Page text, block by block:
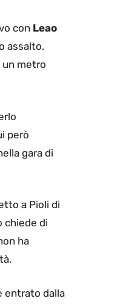
con Leao
assalto.
un metro
però
gara di
a Pioli di
chiede di
ha
entrato dalla